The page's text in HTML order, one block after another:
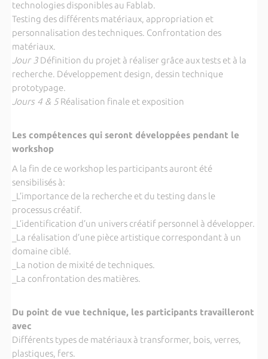
technologies disponibles au Fablab.
Testing des différents matériaux, appropriation et
personnalisation des techniques. Confrontation des
matériaux.
Jour 3Définition du projet à réaliser grâce aux tests et à la
recherche. Développement design, dessin technique
prototypage.
Jours 4 & 5Réalisation finale et exposition
Les compétences qui seront développées pendant le
workshop
A la fin de ce workshop les participants auront été
sensibilisés à:
_L’importance de la recherche et du testing dans le
processus créatif.
_L’identification d’un univers créatif personnel à développer.
_La réalisation d’une pièce artistique correspondant à un
domaine ciblé.
_La notion de mixité de techniques.
_La confrontation des matières.
Du point de vue technique, les participants travailleront
avec
Différents types de matériaux à transformer, bois, verres,
plastiques, fers.